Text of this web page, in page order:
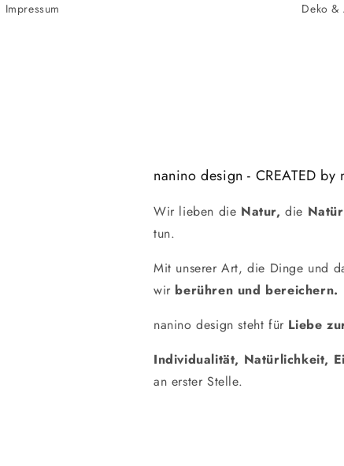
Impressum
Deko &
nanino design - CREATED
Wir lieben die Natur, die
tun.
Mit unserer Art, die Dinge und
wir berühren und bereichern.
nanino design steht für Liebe
Individualität, Natürlichkeit,
an erster Stelle.